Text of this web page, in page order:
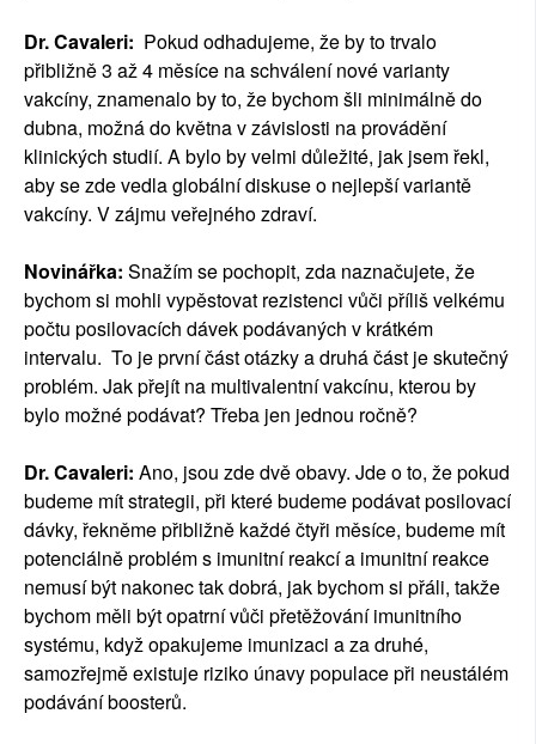
Dr. Cavaleri: Pokud odhadujeme, že by to trvalo
přibližně 3 až 4 měsíce na schválení nové varianty
vakcíny, znamenalo by to, že bychom šli minimálně do
dubna, možná do května v závislosti na provádění
klinických studií. A bylo by velmi důležité, jak jsem řekl,
aby se zde vedla globální diskuse o nejlepší variantě
vakcíny. V zájmu veřejného zdraví.
Novinářka: Snažím se pochopit, zda naznačujete, že
bychom si mohli vypěstovat rezistenci vůči příliš velkému
počtu posilovacích dávek podávaných v krátkém
intervalu. To je první část otázky a druhá část je skutečný
problém. Jak přejít na multivalentní vakcínu, kterou by
bylo možné podávat? Třeba jen jednou ročně?
Dr. Cavaleri: Ano, jsou zde dvě obavy. Jde o to, že pokud
budeme mít strategii, při které budeme podávat posilovací
dávky, řekněme přibližně každé čtyři měsíce, budeme mít
potenciálně problém s imunitní reakcí a imunitní reakce
nemusí být nakonec tak dobrá, jak bychom si přáli, takže
bychom měli být opatrní vůči přetěžování imunitního
systému, když opakujeme imunizaci a za druhé,
samozřejmě existuje riziko únavy populace při neustálém
podávání boosterů.